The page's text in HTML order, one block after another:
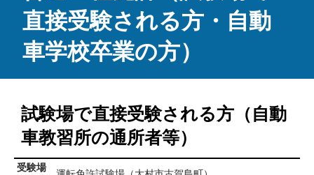
直接受験される方・自動
車学校卒業の方）
試験場で直接受験される方（自動
車教習所の通所者等）
受験場